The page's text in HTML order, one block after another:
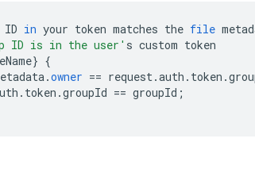
ID in your token matches the file
ID is in the user' s custom token
} {
.owner == request.auth . token .
. token .groupId == groupId ;